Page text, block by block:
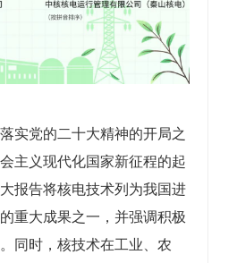
实党的二十大精神的开局之
主义现代化国家新征程的起
报告将核电技术列为我国进
重大成果之一，并强调积极
同时，核技术在工业、农